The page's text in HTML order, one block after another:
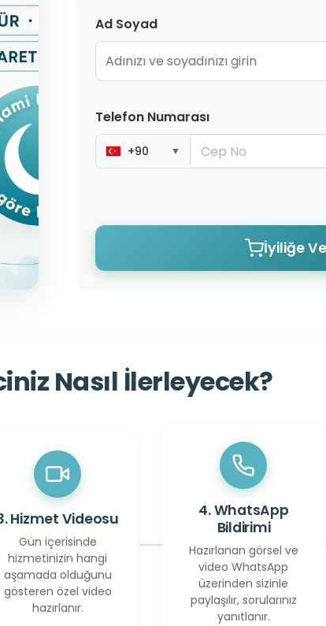
Ad Soyad
Telefon Numarası
+90 ▼
İyiliğe
Nasıl İlerleyecek?
Hizmet Videosu
Gün içerisinde
hizmetinizin hangi
aşamada olduğunu
gösteren özel video
hazırlanır.
4. WhatsApp
Bildirimi
Hazırlanan görsel ve
video WhatsApp
üzerinden sizinle
paylaşılır, sorularınız
yanıtlanır.